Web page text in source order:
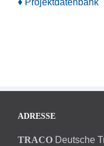
♦ Projektdatenbank
ADRESSE
TRACO Deutsche